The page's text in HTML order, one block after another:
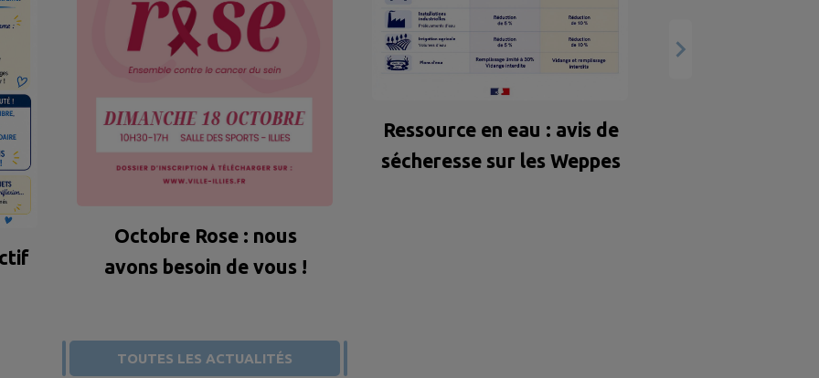
Octobre Rose : nous
avons besoin de vous !
Ressource en eau : avis de
sécheresse sur les Weppes
TOUTES LES ACTUALITÉS